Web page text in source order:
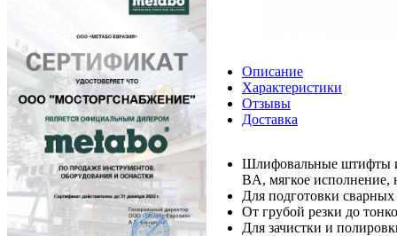
Описание
Характеристики
Отзывы
Доставка
Шлифовальные штифты
BA, мягкое исполнение,
Для подготовки
От грубой резки до
Для зачистки и